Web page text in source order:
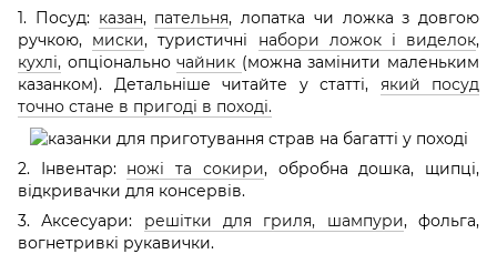
1. Посуд: казан, пательня, лопатка чи ложка з довгою
ручкою, миски, туристичні набори ложок і виделок,
кухлі, опціональночайник (можна замінити маленьким
казанком). Детальніше читайте у статті, який посуд
точно стане в пригоді в поході.
2. Інвентар: ножі та сокири, обробна дошка, щипці,
відкривачки для консервів.
3. Аксесуари: решітки для гриля, шампури, фольга,
вогнетривкі рукавички.